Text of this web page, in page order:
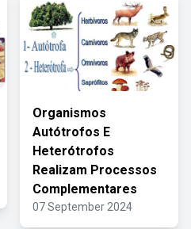
Organismos
Autótrofos E
Heterótrofos
Realizam Processos
Complementares
07 September 2024